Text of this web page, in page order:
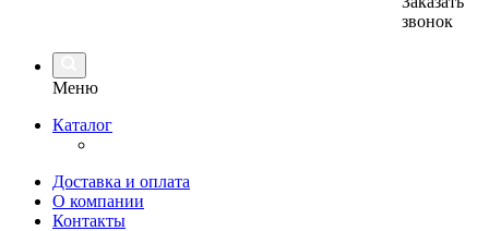
звонок
Меню
Каталог
Доставка и оплата
О компании
Контакты